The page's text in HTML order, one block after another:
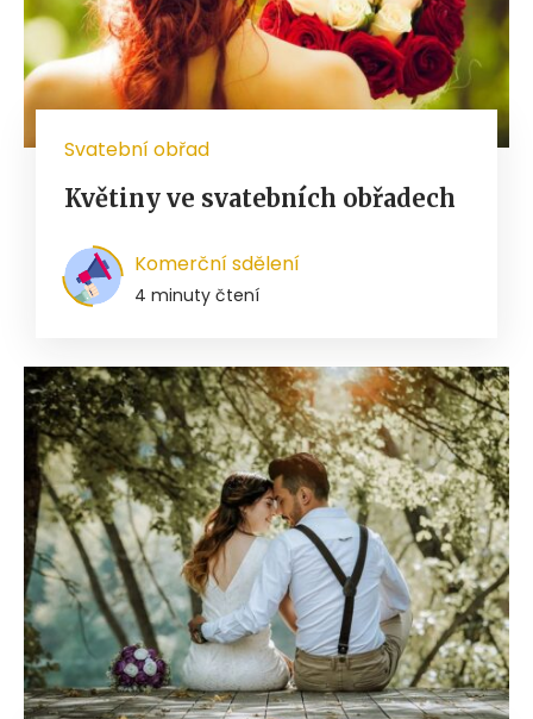
Svatební obřad
Květiny ve svatebních obřadech
Komerční sdělení
4 minuty čtení